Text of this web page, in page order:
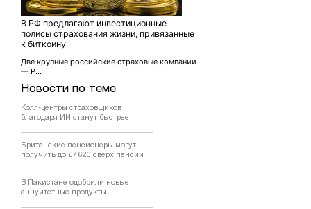
Новости по теме
Колл-центры страховщиков
благодаря ИИ станут быстрее
Британские пенсионеры могут
получить до £7 620 сверх пенсии
В Пакистане одобрили новые
аннуитетные продукты
В РФ предлагают инвестиционные
полисы страхования жизни, привязанные
к биткоину
Две крупные российские страховые компании
— Р...